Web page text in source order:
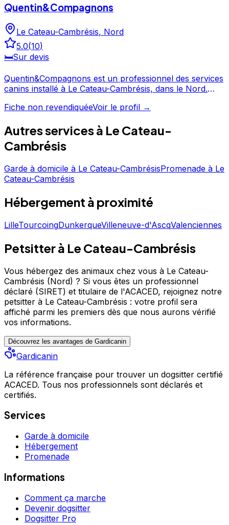
Quentin&Compagnons
Le Cateau-Cambrésis, Nord
5.0(10)
🛏️Sur devis
Quentin&Compagnons est un professionnel des services
canins installé à Le Cateau-Cambrésis, dans le Nord.
service apprécié par les propriétaires de chiens.
depuis sa fiche. Quentin&Compagnons est un
professionnel du service canin situé à Le Cateau-
Cambrésis. Noté 5/5 ⭐⭐⭐⭐⭐ sur Google Maps avec 10
avis.
Fiche non revendiquéeVoir le profil →
Autres services à Le Cateau-
Cambrésis
Garde à domicile à Le Cateau-CambrésisPromenade à Le
Cateau-Cambrésis
Hébergement à proximité
LilleTourcoingDunkerqueVilleneuve-d'AscqValenciennes
Petsitter à Le Cateau-Cambrésis
Vous hébergez des animaux chez vous à Le Cateau-
Cambrésis (Nord) ? Si vous êtes un professionnel
déclaré (SIRET) et titulaire de l'ACACED, rejoignez notre
petsitter à Le Cateau-Cambrésis : votre profil sera
affiché parmi les premiers dès que nous aurons vérifié
vos informations.
Découvrez les avantages de Gardicanin
Gardicanin
La référence française pour trouver un dogsitter certifié
ACACED. Tous nos professionnels sont déclarés et
certifiés.
Services
Garde à domicile
Hébergement
Promenade
Informations
Comment ça marche
Devenir dogsitter
Dogsitter Pro